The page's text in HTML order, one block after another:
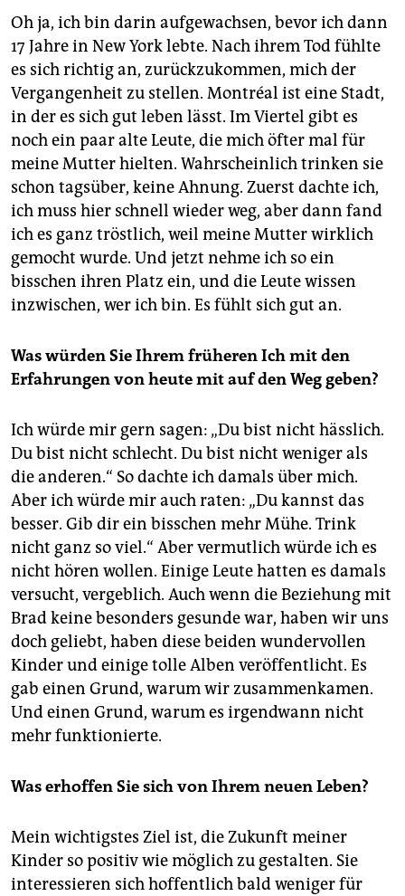
Oh ja, ich bin darin aufgewachsen, bevor ich dann
17 Jahre in New York lebte. Nach ihrem Tod fühlte
es sich richtig an, zurückzukommen, mich der
Vergangenheit zu stellen. Montréal ist eine Stadt,
in der es sich gut leben lässt. Im Viertel gibt es
noch ein paar alte Leute, die mich öfter mal für
meine Mutter hielten. Wahrscheinlich trinken sie
schon tagsüber, keine Ahnung. Zuerst dachte ich,
ich muss hier schnell wieder weg, aber dann fand
ich es ganz tröstlich, weil meine Mutter wirklich
gemocht wurde. Und jetzt nehme ich so ein
bisschen ihren Platz ein, und die Leute wissen
inzwischen, wer ich bin. Es fühlt sich gut an.
Was würden Sie Ihrem früheren Ich mit den
Erfahrungen von heute mit auf den Weg geben?
Ich würde mir gern sagen: „Du bist nicht hässlich.
Du bist nicht schlecht. Du bist nicht weniger als
die anderen.“ So dachte ich damals über mich.
Aber ich würde mir auch raten: „Du kannst das
besser. Gib dir ein bisschen mehr Mühe. Trink
nicht ganz so viel.“ Aber vermutlich würde ich es
nicht hören wollen. Einige Leute hatten es damals
versucht, vergeblich. Auch wenn die Beziehung mit
Brad keine besonders gesunde war, haben wir uns
doch geliebt, haben diese beiden wundervollen
Kinder und einige tolle Alben veröffentlicht. Es
gab einen Grund, warum wir zusammenkamen.
Und einen Grund, warum es irgendwann nicht
mehr funktionierte.
Was erhoffen Sie sich von Ihrem neuen Leben?
Mein wichtigstes Ziel ist, die Zukunft meiner
Kinder so positiv wie möglich zu gestalten. Sie
interessieren sich hoffentlich bald weniger für